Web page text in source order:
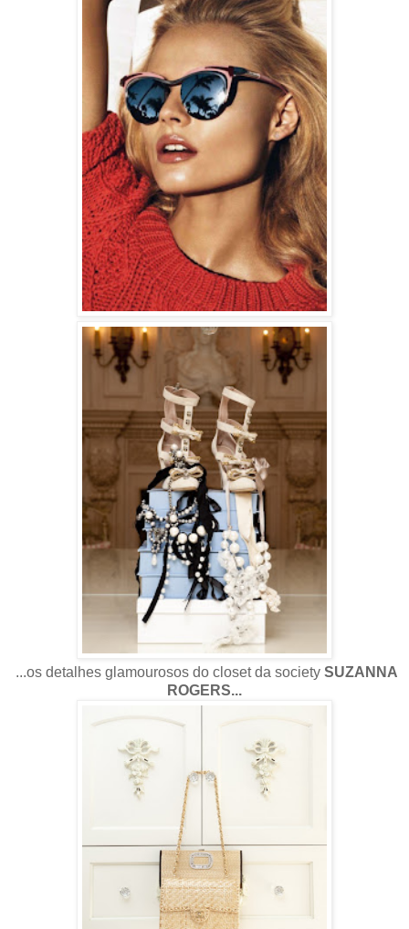
...os detalhes glamourosos do closet da society SUZANNA
ROGERS...